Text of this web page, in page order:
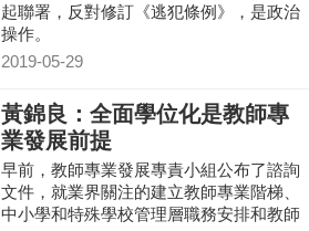
起聯署，反對修訂《逃犯條例》，是政治
操作。
2019-05-29
黃錦良：全面學位化是教師專
業發展前提
早前，教師專業發展專責小組公布了諮詢
文件，就業界關注的建立教師專業階梯、
中小學和特殊學校管理層職務安排和教師